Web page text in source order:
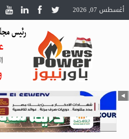
أغسطس 07, 2026